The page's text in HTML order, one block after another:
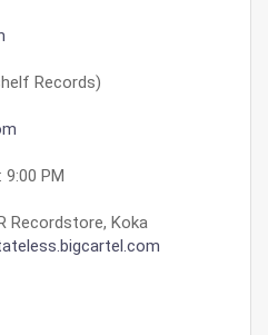
Records)
9:00 PM
Recordstore, Koka